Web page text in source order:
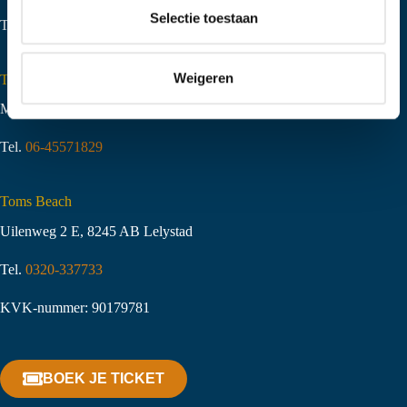
i
Selectie toestaan
Weigeren
Tel.
Toms Creek Appeltern
Molenstraat 10,6629 KJ Appeltern
Tel. 06-45571829
Toms Beach
Uilenweg 2 E, 8245 AB Lelystad
Tel. 0320-337733
KVK-nummer: 90179781
BOEK JE TICKET